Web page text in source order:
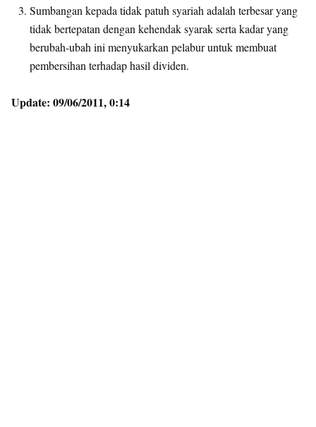
Sumbangan kepada tidak patuh syariah adalah terbesar yang
tidak bertepatan dengan kehendak syarak serta kadar yang
berubah-ubah ini menyukarkan pelabur untuk membuat
pembersihan terhadap hasil dividen.
Update: 09/06/2011, 0:14